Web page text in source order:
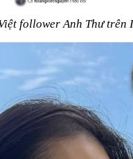
follower Anh Thư trên